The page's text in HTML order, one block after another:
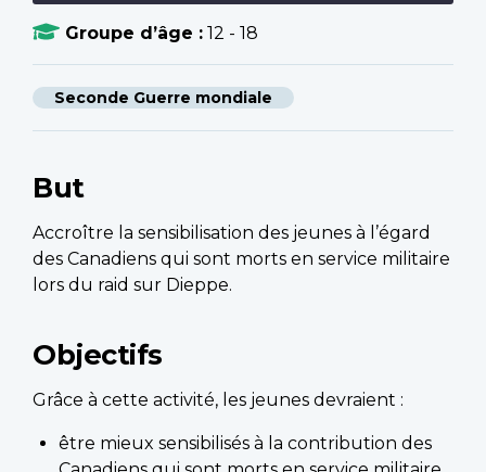
Groupe d’âge : 12 - 18
Seconde Guerre mondiale
But
Accroître la sensibilisation des jeunes à l’égard
des Canadiens qui sont morts en service militaire
lors du raid sur Dieppe.
Objectifs
Grâce à cette activité, les jeunes devraient :
être mieux sensibilisés à la contribution des